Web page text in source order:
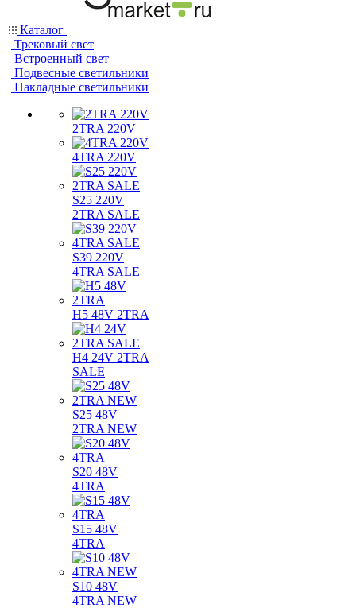
Каталог
Трековый свет
Встроенный свет
Подвесные светильники
Накладные светильники
2TRA 220V
4TRA 220V
S25 220V
2TRA SALE
S39 220V
4TRA SALE
H5 48V 2TRA
H4 24V 2TRA
SALE
S25 48V
2TRA NEW
S20 48V
4TRA
S15 48V
4TRA
S10 48V
4TRA NEW